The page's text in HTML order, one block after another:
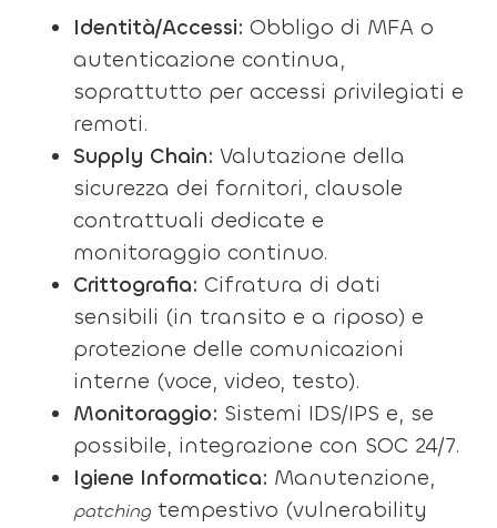
Identità/Accessi: Obbligo di MFA o
autenticazione continua,
soprattutto per accessi privilegiati e
remoti.
Supply Chain: Valutazione della
sicurezza dei fornitori, clausole
contrattuali dedicate e
monitoraggio continuo.
Crittografia: Cifratura di dati
sensibili (in transito e a riposo) e
protezione delle comunicazioni
interne (voce, video, testo).
Monitoraggio: Sistemi IDS/IPS e, se
possibile, integrazione con SOC 24/7.
Igiene Informatica: Manutenzione,
patching tempestivo (vulnerability